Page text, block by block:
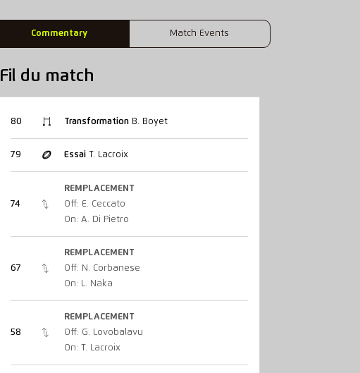
Commentary Match Events
Fil du match
80 TransformationB. Boyet
79 EssaiT. Lacroix
74
REMPLACEMENT
Off: E. Ceccato
On: A. Di Pietro
67
REMPLACEMENT
Off: N. Corbanese
On: L. Naka
58
REMPLACEMENT
Off: G. Lovobalavu
On: T. Lacroix